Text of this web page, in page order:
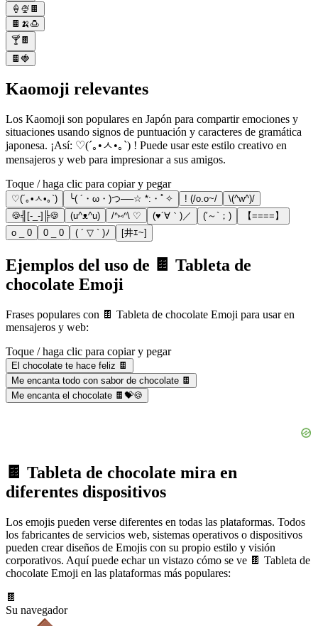
🍦🍨🍫
🍫🍌🍮
🍸🍫
🍫🍓
Kaomoji relevantes
Los Kaomoji son populares en Japón para compartir emociones y
situaciones usando signos de puntuación y caracteres de gramática
japonesa. ¡Así: ♡(´｡•ㅅ•｡`) ! Puede usar este estilo creativo en
mensajeros y web para impresionar a sus amigos.
Toque / haga clic para copiar y pegar
♡(´｡•ㅅ•｡`) ╰( ´・ω・)つ──☆ *:・ﾟ✧ ! (/o.o~/
\(^w^)/
🍪╣[-_-]╠🍪
(u^ᴥ^u) /ᐢ⑅ᐢ\ ♡ (♥´∀｀)／ (′～`；)
【====】
o _ 0
0 _ 0 ( ´ ▽ ` )ﾉ [井ｴ~]
Ejemplos del uso de 🍫 Tableta de
chocolate Emoji
Frases populares con 🍫 Tableta de chocolate Emoji para usar en
mensajeros y web:
Toque / haga clic para copiar y pegar
El chocolate te hace feliz 🍫
Me encanta todo con sabor de chocolate 🍫
Me encanta el chocolate 🍫💝🍪
🍫 Tableta de chocolate mira en
diferentes dispositivos
Los emojis pueden verse diferentes en todas las plataformas. Todos
los fabricantes de servicios web, sistemas operativos o dispositivos
pueden crear diseños de Emojis con su propio estilo y visión
corporativos. Aquí puede echar un vistazo cómo se ve 🍫 Tableta de
chocolate Emoji en las plataformas más populares:
🍫
Su navegador